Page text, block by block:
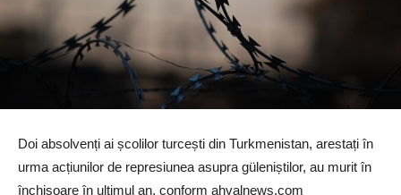
Doi absolvenți ai școlilor turcești din Turkmenistan, arestați în
urma acțiunilor de represiunea asupra güleniștilor, au murit în
închisoare în ultimul an, conform ahvalnews.com